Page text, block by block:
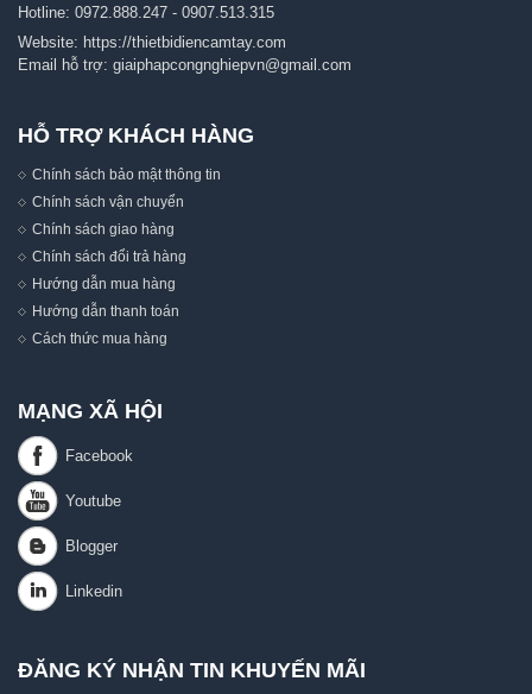
Hotline: 0972.888.247 - 0907.513.315
Website: https://thietbidiencamtay.com
Email hỗ trợ: giaiphapcongnghiepvn@gmail.com
HỖ TRỢ KHÁCH HÀNG
Chính sách bảo mật thông tin
Chính sách vận chuyển
Chính sách giao hàng
Chính sách đổi trả hàng
Hướng dẫn mua hàng
Hướng dẫn thanh toán
Cách thức mua hàng
MẠNG XÃ HỘI
ĐĂNG KÝ NHẬN TIN KHUYẾN MÃI